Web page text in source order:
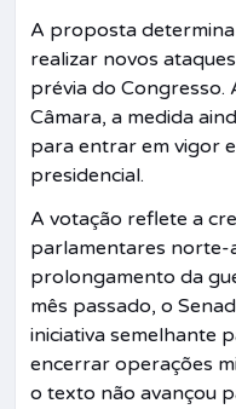
A proposta
realizar novos
prévia do Congresso.
Câmara, a medida
para entrar em vigor
presidencial.
A votação reflete a
parlamentares norte-
prolongamento da
mês passado, o
iniciativa semelhante
encerrar operações
o texto não avançou